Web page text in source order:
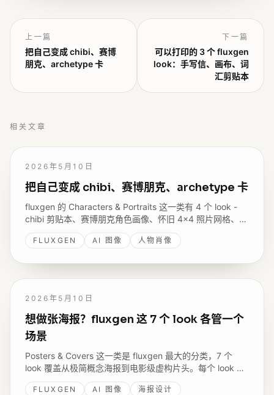
上一篇
把自己变成 chibi、赛博
朋克、archetype 卡
下一篇
可以打印的 3 个 fluxgen
look：手写信、画布、词
汇剪贴本
相关文章
2026年5月10日
把自己变成 chibi、赛博朋克、archetype 卡
fluxgen 的 Characters & Portraits 这一类有 4 个 look -
chibi 剪贴本、赛博朋克角色画像、怀旧 4×4 照片网格、星
座 archetype 卡。每个都是把人物做成不同视觉系统的成
品。
FLUXGEN AI 图像 人物肖像
2026年5月10日
想做张海报？fluxgen 这 7 个 look 各管一个
场景
Posters & Covers 这一类是 fluxgen 最大的分类，7 个
look 覆盖从极简概念海报到电影级虚构片头。每个 look 都
是一种成品形态 - 选对了直接出图，不用反复调 prompt。
FLUXGEN AI 图像 海报设计